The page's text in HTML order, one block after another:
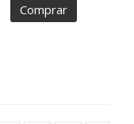
Comprar